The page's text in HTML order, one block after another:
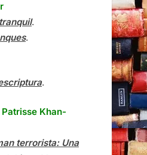
.
.
.
Khan-
terrorista: Una